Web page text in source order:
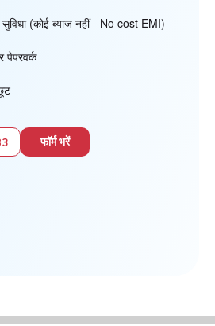
सुविधा (कोई ब्याज नहीं - No cost EMI)
पेपरवर्क
फॉर्म भरें